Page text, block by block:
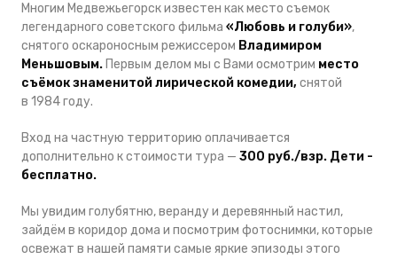
Многим Медвежьегорск известен как место съемок
легендарного советского фильма «Любовь и голуби»,
снятого оскароносным режиссером Владимиром
Меньшовым. Первым делом мы с Вами осмотрим место
съёмок знаменитой лирической комедии, снятой
в 1984 году.
Вход на частную территорию оплачивается
дополнительно к стоимости тура — 300 руб./взр. Дети -
бесплатно.
Мы увидим голубятню, веранду и деревянный настил,
зайдём в коридор дома и посмотрим фотоснимки, которые
освежат в нашей памяти самые яркие эпизоды этого